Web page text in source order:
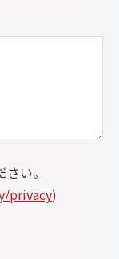
い。
privacy)